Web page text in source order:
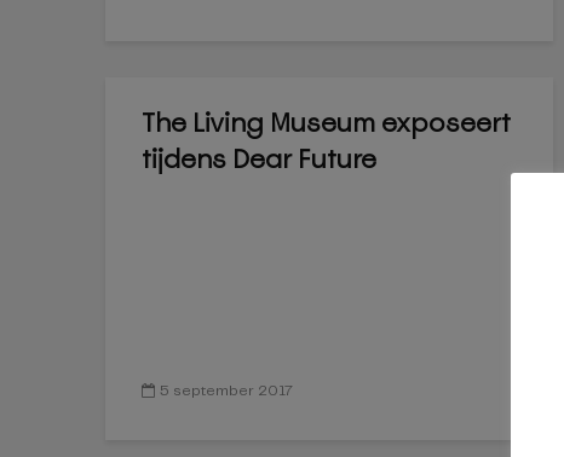
The Living Museum exposeert
tijdens Dear Future
5 september 2017